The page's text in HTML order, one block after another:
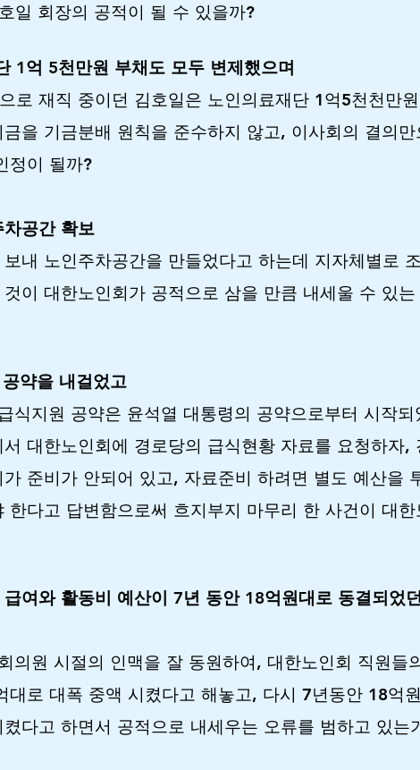
일 회장의 공적이 될 수 있을까?
1억 5천만원 부채도 모두 변제했으며
로 재직 중이던 김호일은 노인의료재단 1억5천천만
을 기금분배 원칙을 준수하지 않고, 이사회의 결의
정이 될까?
공간 확보
내 노인주차공간을 만들었다고 하는데 지자체별로
이 대한노인회가 공적으로 삼을 만큼 내세울 수 있
약을 내걸었고
식지원 공약은 윤석열 대통령의 공약으로부터 시작되
대한노인회에 경로당의 급식현황 자료를 요청하자,
준비가 안되어 있고, 자료준비 하려면 별도 예산을
한다고 답변함으로써 흐지부지 마무리 한 사건이 대
여와 활동비 예산이 7년 동안 18억원대로 동결되었
의원 시절의 인맥을 잘 동원하여, 대한노인회 직원들
대로 대폭 중액 시켰다고 해놓고, 다시 7년동안 18억
다고 하면서 공적으로 내세우는 오류를 범하고 있는